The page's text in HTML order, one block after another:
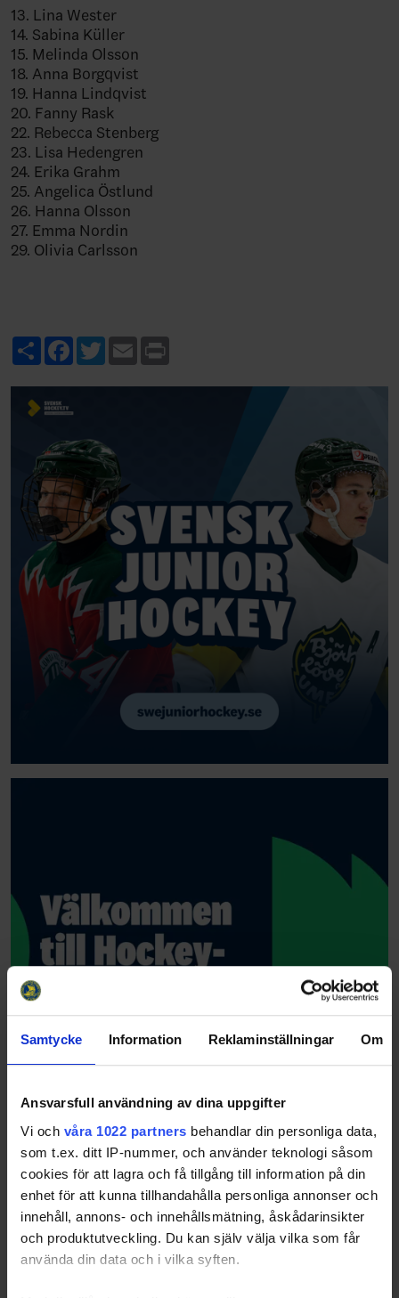
Samtycke Information Reklaminställningar Om
Ansvarsfull användning av dina uppgifter
Vi och våra 1022 partners behandlar din personliga data,
som t.ex. ditt IP-nummer, och använder teknologi såsom
cookies för att lagra och få tillgång till information på din
enhet för att kunna tillhandahålla personliga annonser och
innehåll, annons- och innehållsmätning, åskådarinsikter
och produktutveckling. Du kan själv välja vilka som får
använda din data och i vilka syften.
13. Lina Wester
14. Sabina Küller
15. Melinda Olsson
18. Anna Borgqvist
19. Hanna Lindqvist
20. Fanny Rask
22. Rebecca Stenberg
23. Lisa Hedengren
24. Erika Grahm
25. Angelica Östlund
26. Hanna Olsson
27. Emma Nordin
29. Olivia Carlsson
ShareFacebook
TwitterEmail